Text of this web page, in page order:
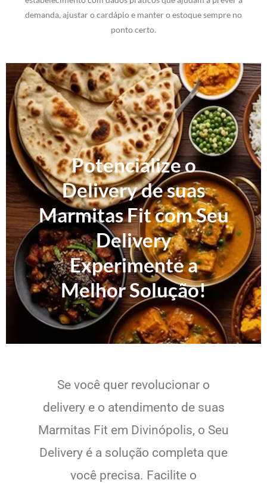
demanda, ajustar o cardápio e manter o estoque sempre no
ponto certo.
Potencialize o
Delivery de suas
Marmitas Fit com Seu
Delivery
Experimente a
Melhor Solução!
Se você quer revolucionar o
delivery e o atendimento de suas
Marmitas Fit em Divinópolis, o Seu
Delivery é a solução completa que
você precisa. Facilite o